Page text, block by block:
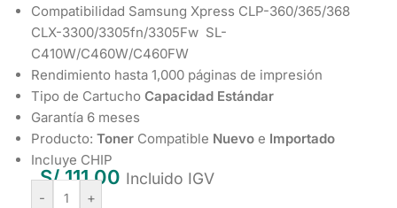
Compatibilidad Samsung Xpress CLP-360/365/368
CLX-3300/3305fn/3305Fw SL-
C410W/C460W/C460FW
Rendimiento hasta 1,000 páginas de impresión
Tipo de Cartucho Capacidad Estándar
Garantía 6 meses
Producto: Toner Compatible Nuevo e Importado
Incluye CHIP
S/111.00 Incluido IGV
- +